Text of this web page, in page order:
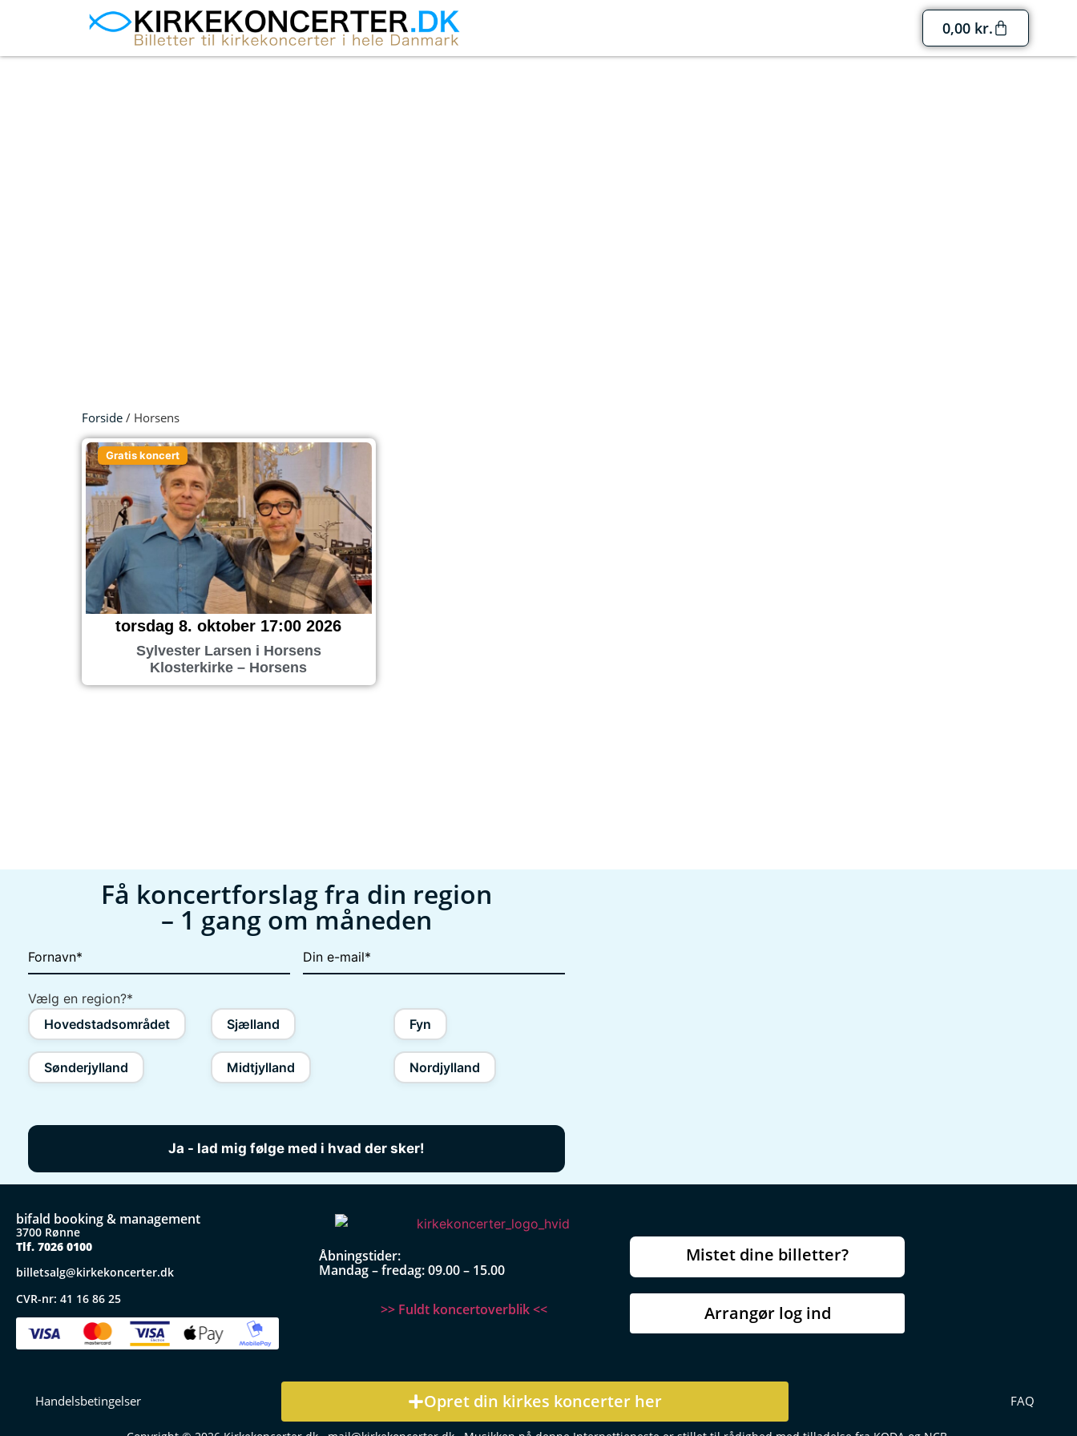
0,00 kr.
Forside / Horsens
Gratis koncert
torsdag 8. oktober 17:00 2026
Sylvester Larsen i Horsens
Klosterkirke – Horsens
Få koncertforslag fra din region
– 1 gang om måneden
Fornavn *
e-
mail*
Vælg en region?*
Hovedstadsområdet
Sjælland Fyn
Sønderjylland Midtjylland Nordjylland
bifald booking & management
3700 Rønne
Tlf. 7026 0100
billetsalg@kirkekoncerter.dk
CVR-nr: 41 16 86 25
Åbningstider:
Mandag – fredag: 09.00 – 15.00
>> Fuldt koncertoverblik <<
Mistet dine billetter?
Arrangør log ind
Handelsbetingelser Opret din kirkes koncerter her FAQ